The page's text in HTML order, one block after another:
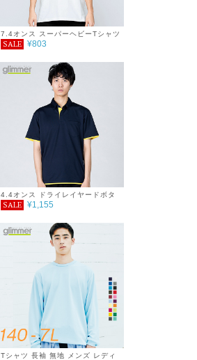
7.4オンス スーパーヘビーTシャツ
SALE ¥803
4.4オンス ドライレイヤードボタ
ンダウンポロシャツ
SALE ¥1,155
Tシャツ 長袖 無地 メンズ レディ